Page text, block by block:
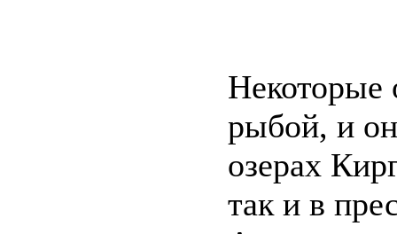
Некоторые
рыбой, и
озерах
так и в